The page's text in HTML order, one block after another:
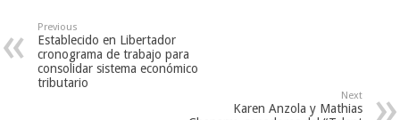
Previous
Establecido en Libertador
cronograma de trabajo para
consolidar sistema económico
tributario
Next
Karen Anzola y Mathias